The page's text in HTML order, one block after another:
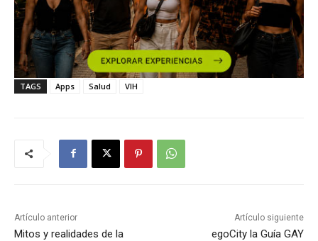
TAGS Apps Salud VIH
Artículo anterior
Mitos y realidades de la
Artículo siguiente
egoCity la Guía GAY